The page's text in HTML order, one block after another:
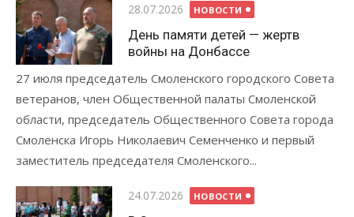
Опубликовано
28.07.2026 НОВОСТИ
День памяти детей — жертв
войны на Донбассе
27 июля председатель Смоленского городского Совета
ветеранов, член Общественной палаты Смоленской
области, председатель Общественного Совета города
Смоленска Игорь Николаевич Семенченко и первый
заместитель председателя Смоленского...
Опубликовано
24.07.2026 НОВОСТИ